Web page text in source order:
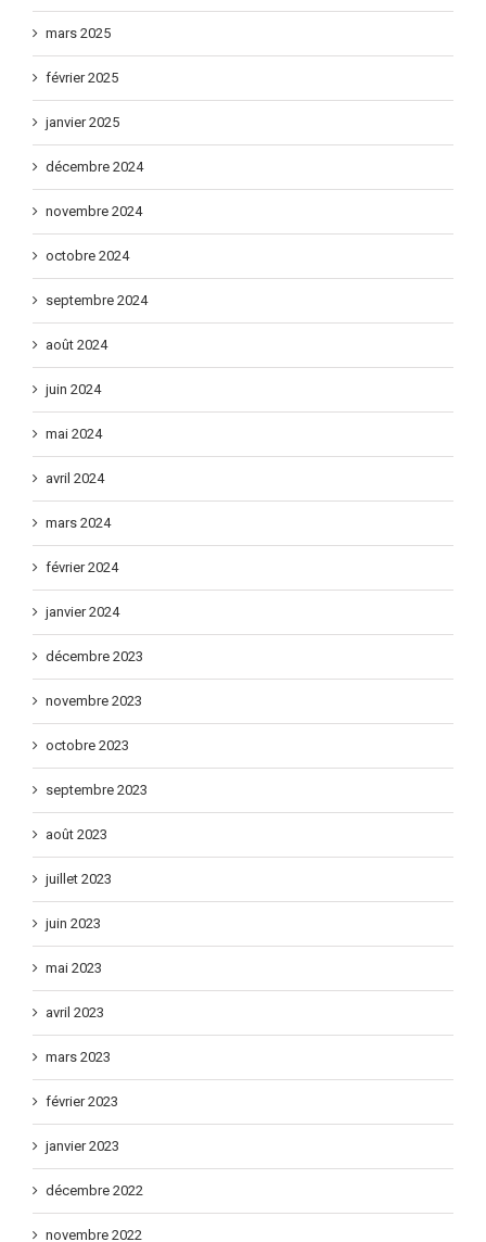
mars 2025
février 2025
janvier 2025
décembre 2024
novembre 2024
octobre 2024
septembre 2024
août 2024
juin 2024
mai 2024
avril 2024
mars 2024
février 2024
janvier 2024
décembre 2023
novembre 2023
octobre 2023
septembre 2023
août 2023
juillet 2023
juin 2023
mai 2023
avril 2023
mars 2023
février 2023
janvier 2023
décembre 2022
novembre 2022